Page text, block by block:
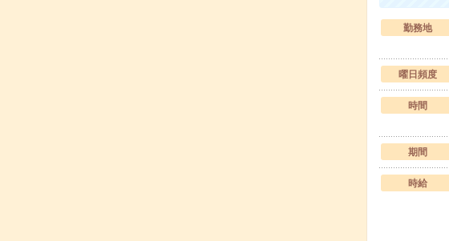
勤務地
曜日頻度
時間
期間
時給